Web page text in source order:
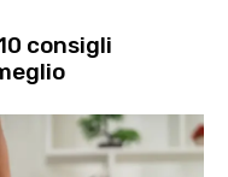
consigli